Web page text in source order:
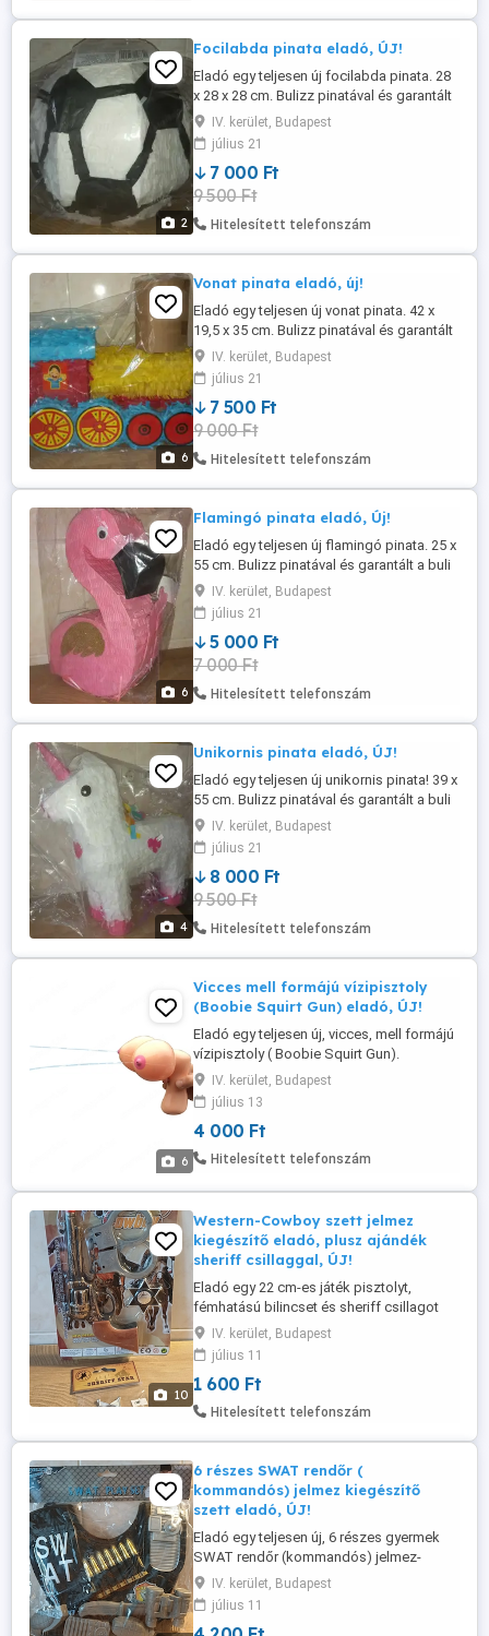
2
Focilabda pinata eladó, ÚJ!
Eladó egy teljesen új focilabda pinata. 28
x 28 x 28 cm. Bulizz pinatával és garantált
a buli sikere! A pinata játékot
megtöltheted cukorkával, csokival apró
meglepetésekkel, amit végül bekötött
szemmel ütlegelnek majd a gyerekek,
felnőttek, míg szétszakad és kipereg a
megérdemelt jutalom. Szórakoztató ...
IV. kerület, Budapest
július 21
7 000 Ft
9 500 Ft
Hitelesített telefonszám
6
Vonat pinata eladó, új!
Eladó egy teljesen új vonat pinata. 42 x
19,5 x 35 cm. Bulizz pinatával és garantált
a buli sikere! A pinata játékot
megtöltheted cukorkával, csokival apró
meglepetésekkel, amit végül bekötött
szemmel ütlegelnek majd a gyerekek,
felnőttek, míg szétszakad és kipereg a
megérdemelt jutalom. Szórakoztató ...
IV. kerület, Budapest
július 21
7 500 Ft
9 000 Ft
Hitelesített telefonszám
6
Flamingó pinata eladó, Új!
Eladó egy teljesen új flamingó pinata. 25 x
55 cm. Bulizz pinatával és garantált a buli
sikere! A pinata játékot megtöltheted
cukorkával, csokival apró
meglepetésekkel, amit végül bekötött
szemmel ütlegelnek majd a gyerekek,
felnőttek, míg szétszakad és kipereg a
megérdemelt jutalom. Szórakoztató ...
IV. kerület, Budapest
július 21
5 000 Ft
7 000 Ft
Hitelesített telefonszám
4
Unikornis pinata eladó, ÚJ!
Eladó egy teljesen új unikornis pinata! 39 x
55 cm. Bulizz pinatával és garantált a buli
sikere! A pinata játékot megtöltheted
cukorkával, csokival apró
meglepetésekkel, amit végül bekötött
szemmel ütlegelnek majd a gyerekek,
felnőttek, míg szétszakad és kipereg a
megérdemelt jutalom. Szórakoztató ...
IV. kerület, Budapest
július 21
8 000 Ft
9 500 Ft
Hitelesített telefonszám
6
Vicces mell formájú vízipisztoly
(Boobie Squirt Gun) eladó, ÚJ!
Eladó egy teljesen új, vicces, mell formájú
vízipisztoly ( Boobie Squirt Gun).
Kifejezetten felnőtteknek szóló,
polgárpukkasztó, humoros party kellék
legénybúcsúkra és nyári összejövetelekre.
A cicipisztoly tartálya vízzel vagy akár
itallal is feltölthető, és a mellbimbókon
IV. kerület, Budapest
július 13
4 000 Ft
Hitelesített telefonszám
10
Western-Cowboy szett jelmez
kiegészítő eladó, plusz ajándék
sheriff csillaggal, ÚJ!
Eladó egy 22 cm-es játék pisztolyt,
fémhatású bilincset és sheriff csillagot
tartalmazó vadnyugati szett, és külön
ajándékba adok egy sheriff csillag
jelvényt. Tökéletes kiegészítő gyermekek
jelmezéhez, szerepjátékokhoz. 3 éves kor
felett ajánlott, de szülői felügyeletet
IV. kerület, Budapest
július 11
1 600 Ft
Hitelesített telefonszám
6 részes SWAT rendőr (
kommandós) jelmez kiegészítő
szett eladó, ÚJ!
Eladó egy teljesen új, 6 részes gyermek
SWAT rendőr (kommandós) jelmez-
kiegészítő szett, amely egy műanyag
golyóálló mellényt, játék gránátokat,
távcsövet, játék kést és walkie-talkie-t
IV. kerület, Budapest
július 11